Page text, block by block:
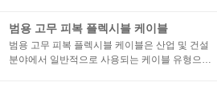
범용 고무 피복 플렉시블 케이블
범용 고무 피복 플렉시블 케이블은 산업 및 건설
분야에서 일반적으로 사용되는 케이블 유형으로